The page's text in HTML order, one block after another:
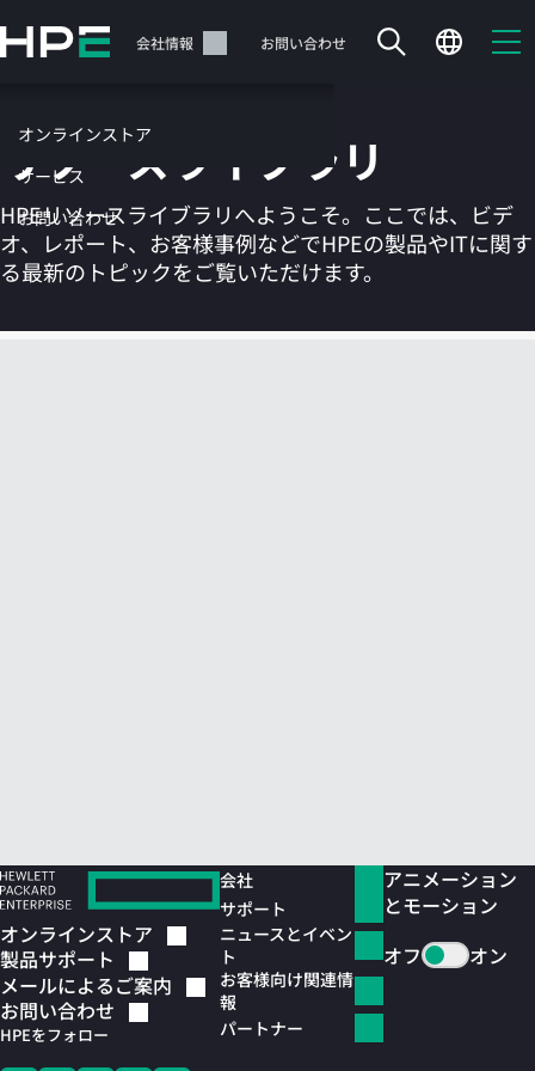
イ
テ
ツ
に
ス
ッ
サポート 会社情報 お問い合わせ
オンラインストア
サービス
お問い合わせ
カートは空です
リソースライブラリ
HPEリソースライブラリへようこそ。ここでは、ビデ
オ、レポート、お客様事例などでHPEの製品やITに関す
る最新のトピックをご覧いただけます。
オンラインストア
製品サポート
メールによるご案内
お問い合わせ
HPEをフォロー
会社
サポート
ニュースとイベン
ト
お客様向け関連情
報
パートナー
アニメーション
とモーション
オフ
オン